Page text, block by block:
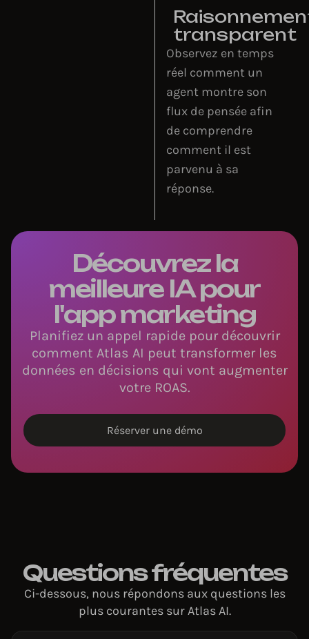
transparent
Observez en temps
réel comment un
agent montre son
flux de pensée afin
de comprendre
comment il est
parvenu à sa
réponse.
Découvrez la
meilleure IA pour
l'app marketing
Planifiez un appel rapide pour découvrir
comment Atlas AI peut transformer les
données en décisions qui vont augmenter
votre ROAS.
Réserver une démo
Questions fréquentes
Ci-dessous, nous répondons aux questions les
plus courantes sur Atlas AI.